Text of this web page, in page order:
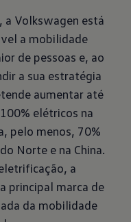
a Volkswagen está
a mobilidade
de pessoas e, ao
a sua estratégia
aumentar até
elétricos na
pelo menos, 70%
Norte e na China.
a
principal marca de
da mobilidade